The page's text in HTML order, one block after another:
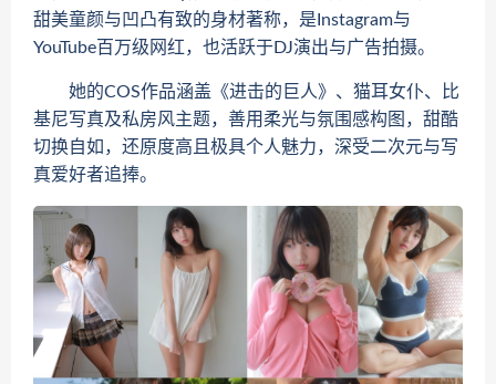
甜美童颜与凹凸有致的身材著称，是Instagram与
YouTube百万级网红，也活跃于DJ演出与广告拍摄。
她的COS作品涵盖《进击的巨人》、猫耳女仆、比
基尼写真及私房风主题，善用柔光与氛围感构图，甜酷
切换自如，还原度高且极具个人魅力，深受二次元与写
真爱好者追捧。